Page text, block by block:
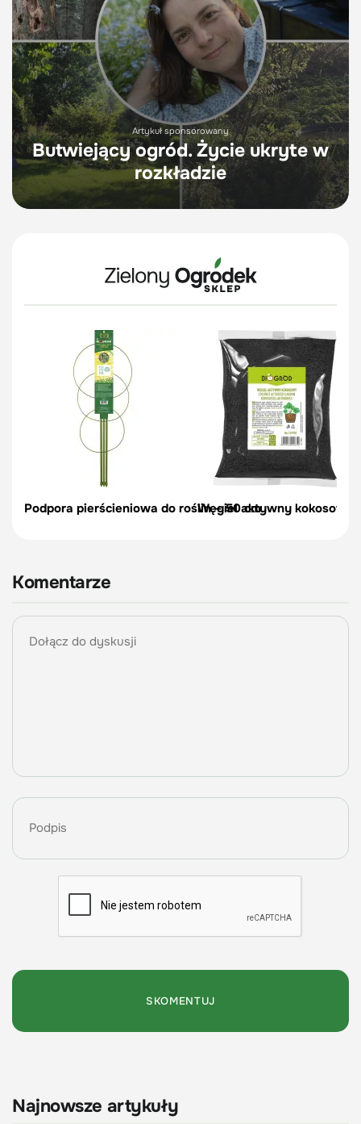
Artykuł sponsorowany
Butwiejący ogród. Życie ukryte w
rozkładzie
Podpora pierścieniowa do roślin – 50 cmWęgiel aktywny kokosowy
Komentarze
Najnowsze artykuły